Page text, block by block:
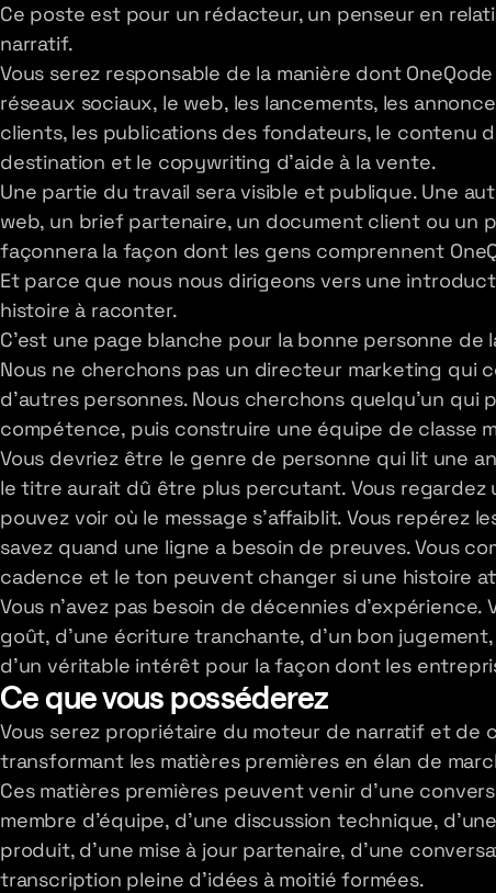
Ce poste est pour un rédacteur, un penseur en
narratif.
Vous serez responsable de la manière dont
réseaux sociaux, le web, les lancements, les
clients, les publications des fondateurs, le contenu
destination et le copywriting d'aide à la vente.
Une partie du travail sera visible et publique. Une
web, un brief partenaire, un document client ou un
façonnera la façon dont les gens comprennent
Et parce que nous nous dirigeons vers une
histoire à raconter.
C'est une page blanche pour la bonne personne de
Nous ne cherchons pas un directeur marketing qui
d'autres personnes. Nous cherchons quelqu'un qui
compétence, puis construire une équipe de classe
Vous devriez être le genre de personne qui lit une
le titre aurait dû être plus percutant. Vous
pouvez voir où le message s'affaiblit. Vous repérez
savez quand une ligne a besoin de preuves. Vous
cadence et le ton peuvent changer si une histoire
Vous n'avez pas besoin de décennies d'expérience.
goût, d'une écriture tranchante, d'un bon
d'un véritable intérêt pour la façon dont les
Ce que vous posséderez
Vous serez propriétaire du moteur de narratif et de
transformant les matières premières en élan de
Ces matières premières peuvent venir d'une
membre d'équipe, d'une discussion technique,
produit, d'une mise à jour partenaire, d'une
transcription pleine d'idées à moitié formées.